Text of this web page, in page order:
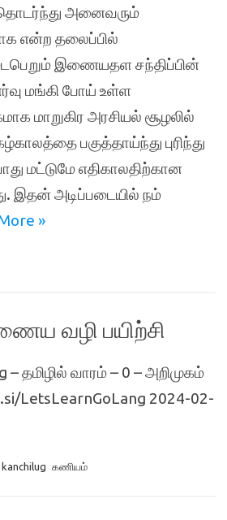
அனைவரும்
என்ற தலைப்பில்
இணையதள சந்திப்பின்
மங்கி போய் உள்ள
மாறுகிர அரசியல் சூழலில்
பகுத்தாய்ந்து புரிந்து
மட்டுமே எதிகாலதிற்கான
இதன் அடிப்படையில் நம்
»
வழி பயிற்சி
– தமிழில் வாரம் – 0 – அறிமுகம்
LetsLearnGoLang 2024-02-
kanchilug கணியம்